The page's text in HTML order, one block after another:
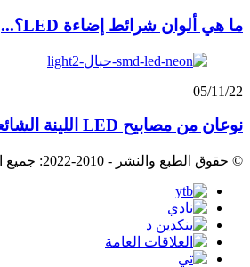
ما هي ألوان شرائط إضاءة LED؟...
05/11/22
نوعان من مصابيح LED اللينة الشائعة مع ...
© حقوق الطبع والنشر - 2010-2022: جميع الحقوق محفوظة.